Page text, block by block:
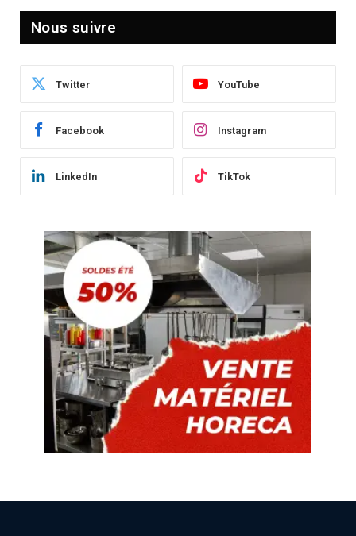
Nous suivre
Twitter YouTube
Facebook Instagram
LinkedIn TikTok